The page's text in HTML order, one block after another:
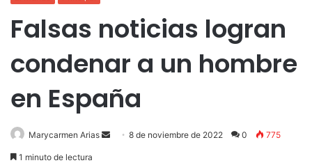
Falsas noticias logran
condenar a un hombre
en España
Marycarmen Arias
Send8 de noviembre de 2022 0 775
1 minuto de lectura